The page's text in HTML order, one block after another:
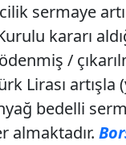
sermaye
kararı
/
Lirası
bedelli
almaktadır.